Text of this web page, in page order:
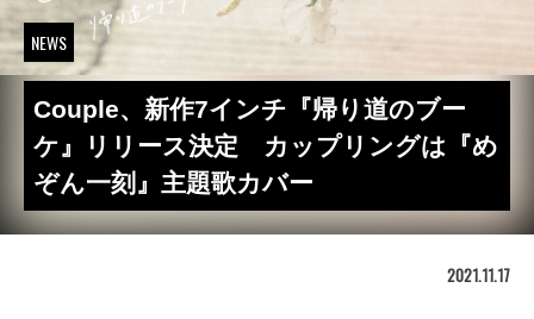
NEWS
Couple、新作7インチ『帰り道のブー
ケ』リリース決定 カップリングは『め
ぞん一刻』主題歌カバー
2021.11.17